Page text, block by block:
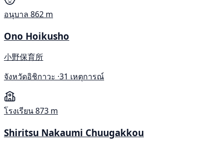
อนุบาล 862 m
Ono Hoikusho
小野保育所
จังหวัดอิชิกาวะ ·31 เหตุการณ์
โรงเรียน873 m
Shiritsu Nakaumi Chuugakkou